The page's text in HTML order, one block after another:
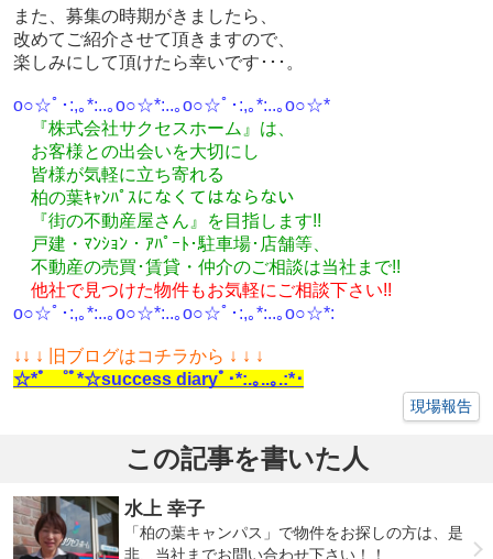
また、募集の時期がきましたら、
改めてご紹介させて頂きますので、
楽しみにして頂けたら幸いです･･･。
o○☆ﾟ･:,｡*:..｡o○☆*:..｡o○☆ﾟ･:,｡*:..｡o○☆*
『株式会社サクセスホーム』は、
お客様との出会いを大切にし
皆様が気軽に立ち寄れる
柏の葉ｷｬﾝﾊﾟｽになくてはならない
『街の不動産屋さん』を目指します!!
戸建・ﾏﾝｼｮﾝ・ｱﾊﾟｰﾄ･駐車場･店舗等、
不動産の売買･賃貸・仲介のご相談は当社まで!!
他社で見つけた物件もお気軽にご相談下さい!!
o○☆ﾟ･:,｡*:..｡o○☆*:..｡o○☆ﾟ･:,｡*:..｡o○☆*:
↓ ↓ ↓ 旧ブログはコチラから ↓ ↓ ↓
☆*ﾟ ゜ﾟ*☆success diaryﾟ･*:.｡..｡.:*･
現場報告
この記事を書いた人
水上 幸子
「柏の葉キャンパス」で物件をお探しの方は、是
非、当社までお問い合わせ下さい！！